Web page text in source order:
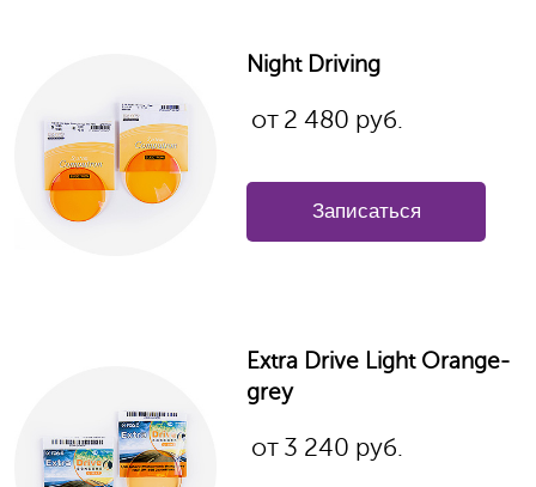
Night Driving
от 2 480 руб.
Записаться
Extra Drive Light Orange-
grey
от 3 240 руб.